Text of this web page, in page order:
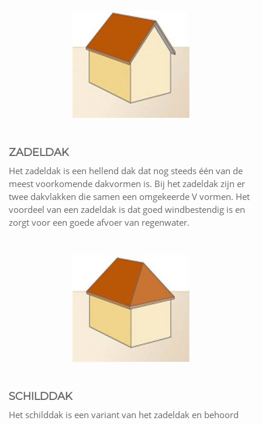
ZADELDAK
Het zadeldak is een hellend dak dat nog steeds één van de
meest voorkomende dakvormen is. Bij het zadeldak zijn er
twee dakvlakken die samen een omgekeerde V vormen. Het
voordeel van een zadeldak is dat goed windbestendig is en
zorgt voor een goede afvoer van regenwater.
SCHILDDAK
Het schilddak is een variant van het zadeldak en behoord